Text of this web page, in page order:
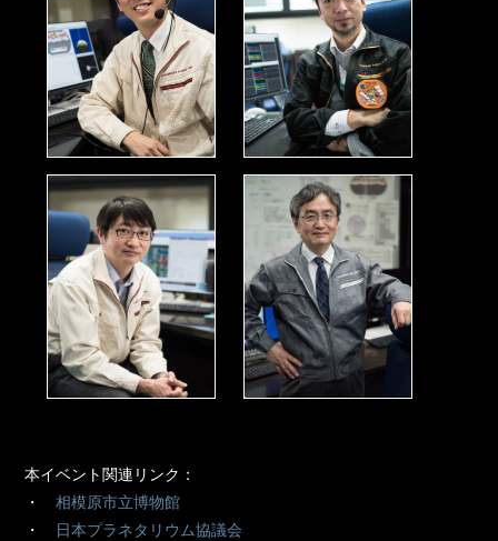
本イベント関連リンク：
・相模原市立博物館
・ 日本プラネタリウム協議会